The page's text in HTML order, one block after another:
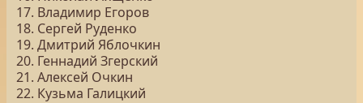
17. Владимир Егоров
18. Сергей Руденко
19. Дмитрий Яблочкин
20. Геннадий Згерский
21. Алексей Очкин
22. Кузьма Галицкий